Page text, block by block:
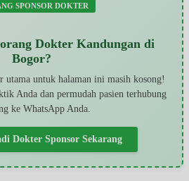
SPONSOR DOKTER
Dokter Kandungan di
Bogor?
utama untuk halaman ini masih kosong!
Anda dan permudah pasien terhubung
ke WhatsApp Anda.
Dokter Sponsor Sekarang